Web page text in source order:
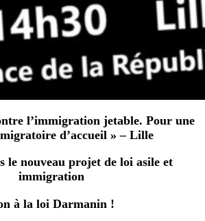
l’immigration jetable. Pour une
d’accueil » – Lille
le nouveau projet de loi asile et
immigration
à la loi Darmanin !